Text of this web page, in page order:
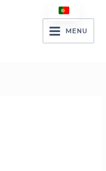
MENU